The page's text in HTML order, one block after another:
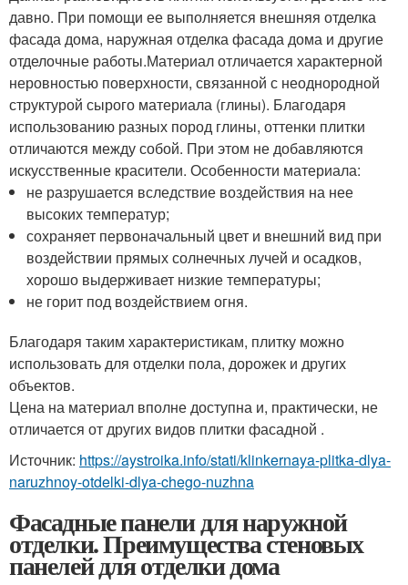
давно. При помощи ее выполняется внешняя отделка
фасада дома, наружная отделка фасада дома и другие
отделочные работы.Материал отличается характерной
неровностью поверхности, связанной с неоднородной
структурой сырого материала (глины). Благодаря
использованию разных пород глины, оттенки плитки
отличаются между собой. При этом не добавляются
искусственные красители. Особенности материала:
не разрушается вследствие воздействия на нее
высоких температур;
сохраняет первоначальный цвет и внешний вид при
воздействии прямых солнечных лучей и осадков,
хорошо выдерживает низкие температуры;
не горит под воздействием огня.
Благодаря таким характеристикам, плитку можно
использовать для отделки пола, дорожек и других
объектов.
Цена на материал вполне доступна и, практически, не
отличается от других видов плитки фасадной .
Источник: https://aystroika.info/stati/klinkernaya-plitka-dlya-
naruzhnoy-otdelki-dlya-chego-nuzhna
Фасадные панели для наружной
отделки. Преимущества стеновых
панелей для отделки дома